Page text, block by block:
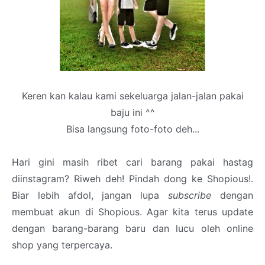
Keren kan kalau kami sekeluarga jalan-jalan pakai
baju ini ^^
Bisa langsung foto-foto deh...
Hari gini masih ribet cari barang pakai hastag
diinstagram? Riweh deh! Pindah dong ke Shopious!.
Biar lebih afdol, jangan lupasubscribe dengan
membuat akun di Shopious. Agar kita terus update
dengan barang-barang baru dan lucu oleh online
shop yang terpercaya.